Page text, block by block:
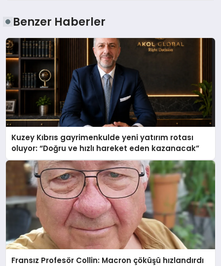
Benzer Haberler
Kuzey Kıbrıs gayrimenkulde yeni yatırım rotası
oluyor: “Doğru ve hızlı hareket eden kazanacak”
Fransız Profesör Collin: Macron çöküşü hızlandırdı